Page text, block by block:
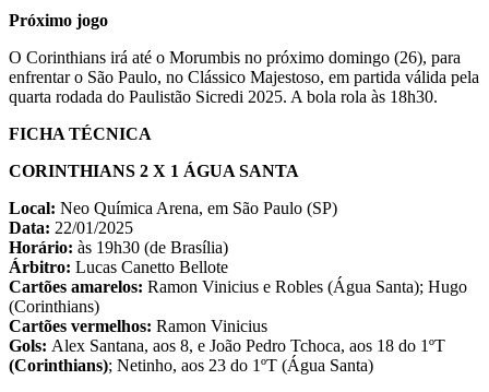
Próximo jogo
O Corinthians irá até o Morumbis no próximo domingo (26), para
enfrentar o São Paulo, no Clássico Majestoso, em partida válida pela
quarta rodada do Paulistão Sicredi 2025. A bola rola às 18h30.
FICHA TÉCNICA
CORINTHIANS 2 X 1 ÁGUA SANTA
Local: Neo Química Arena, em São Paulo (SP)
Data: 22/01/2025
Horário: às 19h30 (de Brasília)
Árbitro: Lucas Canetto Bellote
Cartões amarelos: Ramon Vinicius e Robles (Água Santa); Hugo
(Corinthians)
Cartões vermelhos: Ramon Vinicius
Gols: Alex Santana, aos 8, e João Pedro Tchoca, aos 18 do 1ºT
(Corinthians); Netinho, aos 23 do 1ºT (Água Santa)